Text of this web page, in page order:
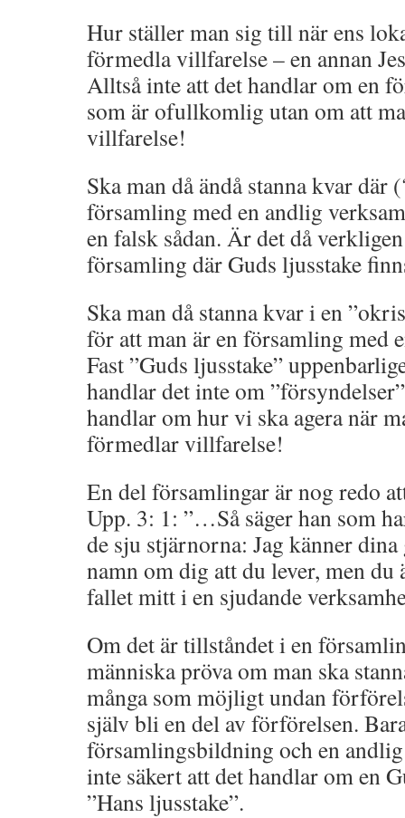
Hur ställer man sig till när ens
förmedla villfarelse – en annan
Alltså inte att det handlar om en
som är ofullkomlig utan om att
villfarelse!
Ska man då ändå stanna kvar där
församling med en andlig
en falsk sådan. Är det då
församling där Guds ljusstake
Ska man då stanna kvar i en
för att man är en församling med
Fast ”Guds ljusstake”
handlar det inte om
handlar om hur vi ska agera när
förmedlar villfarelse!
En del församlingar är nog redo
Upp. 3: 1: ”…Så säger han som
de sju stjärnorna: Jag känner
namn om dig att du lever, men
fallet mitt i en sjudande
Om det är tillståndet i en
människa pröva om man ska
många som möjligt undan
själv bli en del av förförelsen.
församlingsbildning och en
inte säkert att det handlar om en
”Hans ljusstake”.